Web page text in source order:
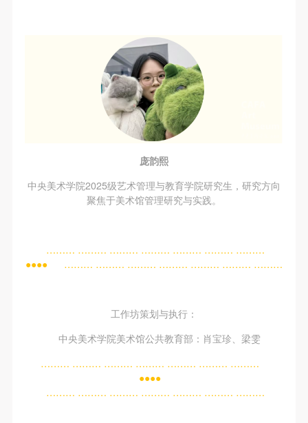
庞韵熙
中央美术学院2025级艺术管理与教育学院研究生，研究方向
聚焦于美术馆管理研究与实践。
……… ……… ……… ……… ……… ……… ………
●●●●
……… ……… ……… ……… ……… ……… ………
工作坊策划与执行：
中央美术学院美术馆公共教育部：肖宝珍、梁雯
……… ……… ……… ……… ……… ……… ………
●●●●
……… ……… ……… ……… ……… ……… ………